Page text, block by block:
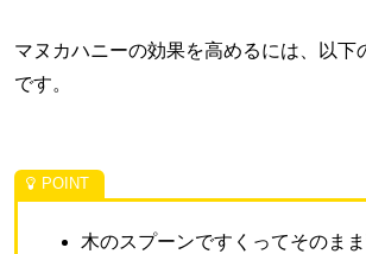
マヌカハニーの効果を高めるには、以下
です。
木のスプーンですくってそのま